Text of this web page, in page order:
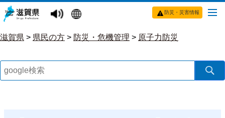
防災・災害情報
滋賀県 > 県民の方 > 防災・危機管理 > 原子力防災